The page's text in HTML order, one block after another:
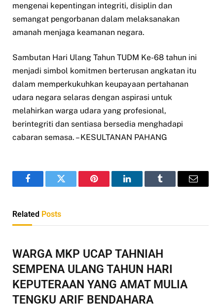
mengenai kepentingan integriti, disiplin dan
semangat pengorbanan dalam melaksanakan
amanah menjaga keamanan negara.
Sambutan Hari Ulang Tahun TUDM Ke-68 tahun ini
menjadi simbol komitmen berterusan angkatan itu
dalam memperkukuhkan keupayaan pertahanan
udara negara selaras dengan aspirasi untuk
melahirkan warga udara yang profesional,
berintegriti dan sentiasa bersedia menghadapi
cabaran semasa. – KESULTANAN PAHANG
FacebookTwitter Pinterest LinkedInTumblr Email
Related Posts
WARGA MKP UCAP TAHNIAH
SEMPENA ULANG TAHUN HARI
KEPUTERAAN YANG AMAT MULIA
TENGKU ARIF BENDAHARA